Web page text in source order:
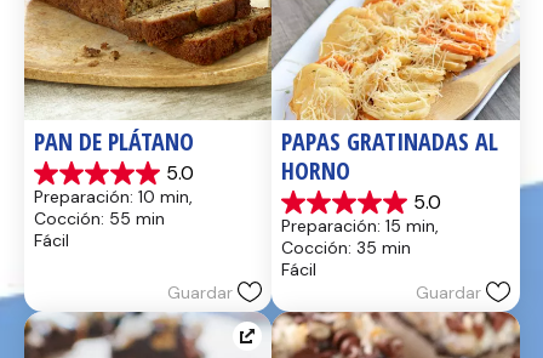
PAN DE PLÁTANO
5.0
5.0
de
5
estrellas.
Preparación: 10 min,
Cocción: 55 min
Fácil
Guardar
PAPAS GRATINADAS AL
HORNO
5.0
5.0
de
5
estrellas.
reseñas
Preparación: 15 min,
Cocción: 35 min
Fácil
Guardar